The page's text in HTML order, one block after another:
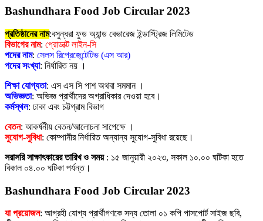
Bashundhara Food Job Circular 2023
প্রতিষ্ঠানের নাম:বসুন্ধরা ফুড অ্যান্ড বেভারেজ ইন্ডাস্ট্রিজ লিমিটেড
বিভাগের নাম: প্রোডাক্ট লাইন-সি
পদের নাম: সেলস রিপ্রেজেন্টেটিভ (এস আর)
পদের সংখ্যা: নির্ধারিত নয় ।
শিক্ষা যোগ্যতা: এস এস সি পাশ অথবা সমমান ।
অভিজ্ঞতা: অভিজ্ঞ প্রার্থীদের অগ্রাধিকার দেওয়া হবে।
কর্মস্থল: ঢাকা এবং চট্টগ্রাম বিভাগ
বেতন: আকর্ষনীয় বেতন/আলোচনা সাপেক্ষে ।
সুযোগ-সুবিধা: কোম্পানীর নির্ধারিত অন্যান্য সুযোগ-সুবিধা রয়েছে।
সরাসরি সাক্ষাৎকারের তারিখ ও সময়: ১৫ জানুয়ারী ২০২৩, সকাল ১০.০০ ঘটিকা হতে
বিকাল ০৪.০০ ঘটিকা পর্যন্ত।
Bashundhara Food Job Circular 2023
যা প্রয়োজন: আগ্রহী যোগ্য প্রার্থীগণকে সদ্য তোলা ০১ কপি পাসপোর্ট সাইজ ছবি,